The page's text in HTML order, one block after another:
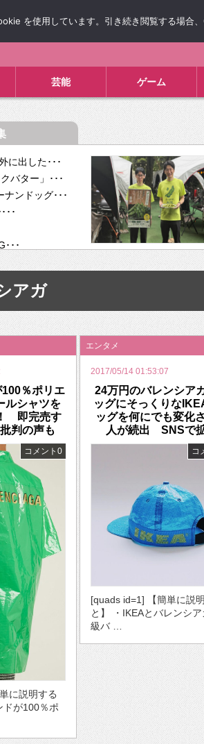
芸能 ゲーム
に出した･･･
バター」･･･
ンドッグ･･･
･･
･･･
話し･･･
TE･･･
アガ
％ポリエ
ルシャツを
即完売す
判の声も
コメント0
に説明する
ドが100％ポ
エンタメ
2017/05/14 01:53:07
24万円のバレンシア
ッグにそっくりな
ッグを何にでも変化
人が続出 SNSで
コ
[quads id=1] 【簡単に説
と】 ・IKEAとバレンシ
級バ …
を使用しています。引き続き閲覧する場合